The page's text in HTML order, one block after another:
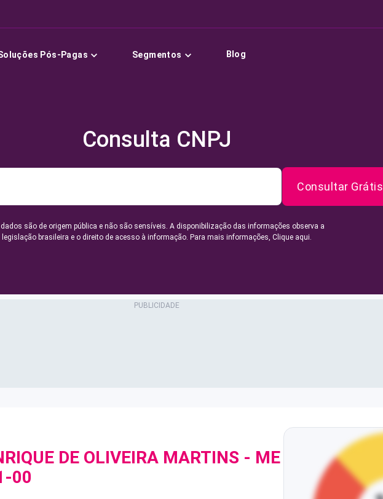
Pós-Pagas Segmentos Blog
Consulta CNPJ
Consultar Grátis
são de origem pública e não são sensíveis. A disponibilização das informações observa a
legislação brasileira e o direito de acesso à informação. Para mais informações, Clique aqui.
DE OLIVEIRA MARTINS - ME
00